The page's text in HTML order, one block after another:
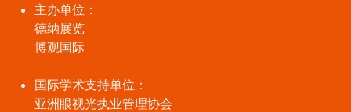
主办单位：
德纳展览
博观国际
国际学术支持单位：
亚洲眼视光执业管理协会